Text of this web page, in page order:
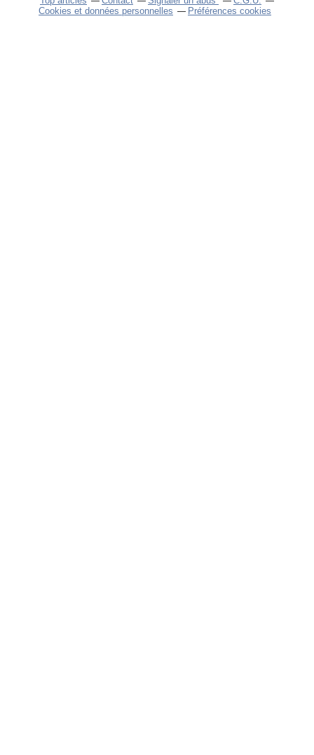
Cookies et données personnelles
Préférences cookies